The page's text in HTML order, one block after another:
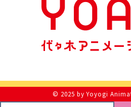
© 2025 by Yoyogi